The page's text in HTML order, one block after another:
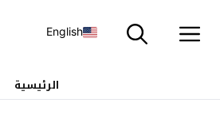
إلى
English
الرئيسية